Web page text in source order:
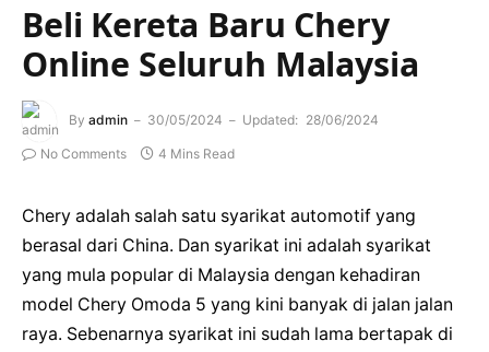
Beli Kereta Baru Chery
Online Seluruh Malaysia
By admin 30/05/2024 Updated: 28/06/2024
No Comments 4 Mins Read
Chery adalah salah satu syarikat automotif yang
berasal dari China. Dan syarikat ini adalah syarikat
yang mula popular di Malaysia dengan kehadiran
model Chery Omoda 5 yang kini banyak di jalan jalan
raya. Sebenarnya syarikat ini sudah lama bertapak di